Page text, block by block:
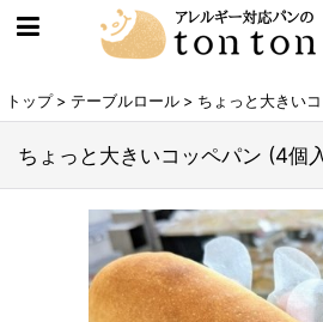
トップ > テーブルロール > ちょっと大きい
ちょっと大きいコッペパン (4個